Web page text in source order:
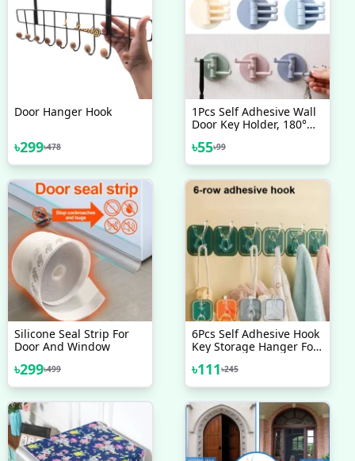
Door Hanger Hook
৳299৳478
1Pcs Self Adhesive Wall
Door Key Holder, 180°
Holder,
৳55৳99
Silicone Seal Strip For
Door And Window
৳299৳499
6Pcs Self Adhesive Hook
Key Storage Hanger For
Wall
৳111৳245